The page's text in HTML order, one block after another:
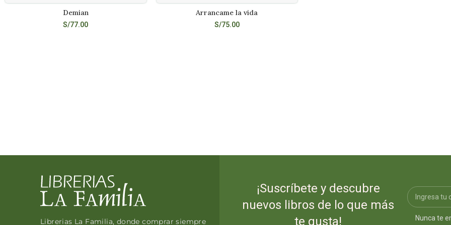
AÑADIR AL CARRITO
Demian
S/77.00
LEER MÁS
Arrancame la vida
S/75.00
Librerias La Familia, donde comprar siempre
¡Suscríbete y descubre
nuevos libros de lo que más
te gusta!
Nunca te